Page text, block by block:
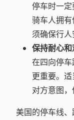
停车时一
骑车人拥
须确保行人
保持耐心
在四向停
更重要。
对方意图，
美国的停车线、